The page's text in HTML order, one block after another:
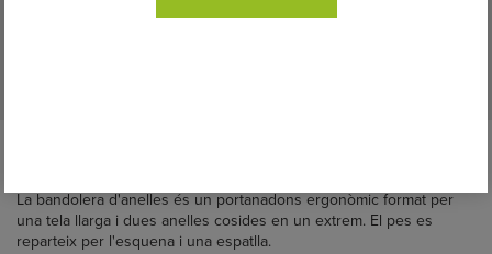
Labandolera d'anelles és un portanadons ergonòmic format per
una tela llarga i dues anelles cosides en un extrem. El pes es
reparteix per l'esquena i una espatlla.